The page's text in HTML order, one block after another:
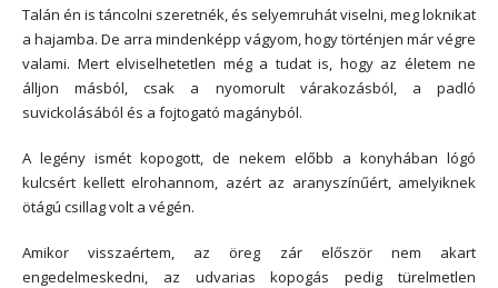
Talán én is táncolni szeretnék, és selyemruhát viselni, meg loknikat
a hajamba. De arra mindenképp vágyom, hogy történjen már végre
valami. Mert elviselhetetlen még a tudat is, hogy az életem ne
álljon másból, csak a nyomorult várakozásból, a padló
suvickolásából és a fojtogató magányból.
A legény ismét kopogott, de nekem előbb a konyhában lógó
kulcsért kellett elrohannom, azért az aranyszínűért, amelyiknek
ötágú csillag volt a végén.
Amikor visszaértem, az öreg zár először nem akart
engedelmeskedni, az udvarias kopogás pedig türelmetlen